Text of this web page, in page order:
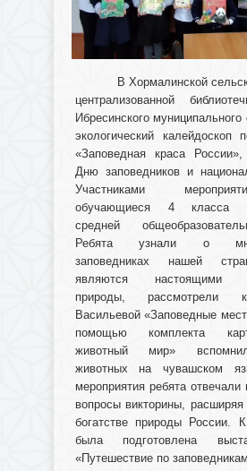
В Хормалинской
централизованной
Ибресинского
экологический калейдоскоп
«Заповедная краса
Дню заповедников и
Участниками
обучающиеся 4 класса
средней
Ребята узнали о
заповедниках нашей
являются настоящими
природы, рассмотрели
Васильевой «Заповедные
помощью комплекта
животный мир»
животных на чувашском
мероприятия ребята отвечали
вопросы викторины,
богатстве природы России.
была подготовлена
«Путешествие по